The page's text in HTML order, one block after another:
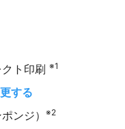
クト印刷※1
する
ンジ）※2